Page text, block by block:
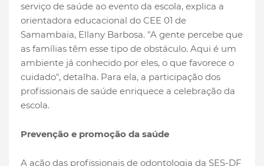
serviço de saúde ao evento da escola, explica a
orientadora educacional do CEE 01 de
Samambaia, Ellany Barbosa. "A gente percebe que
as famílias têm esse tipo de obstáculo. Aqui é um
ambiente já conhecido por eles, o que favorece o
cuidado", detalha. Para ela, a participação dos
profissionais de saúde enriquece a celebração da
escola.
Prevenção e promoção da saúde
A ação das profissionais de odontologia da SES-DF